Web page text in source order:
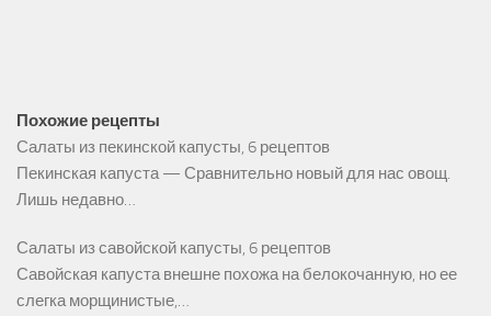
Похожие рецепты
Салаты из пекинской капусты, 6 рецептов
Пекинская капуста — Сравнительно новый для нас овощ.
Лишь недавно…
Салаты из савойской капусты, 6 рецептов
Савойская капуста внешне похожа на белокочанную, но ее
слегка морщинистые,…